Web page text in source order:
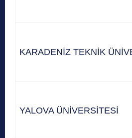
KARADENİZ TEKNİK
YALOVA ÜNİVERSİTESİ